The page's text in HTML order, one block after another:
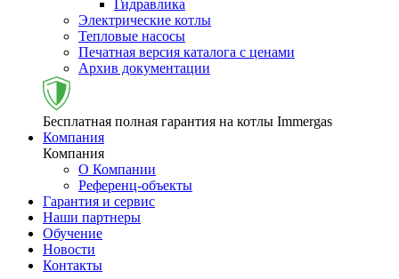
Гидравлика
Электрические котлы
Тепловые насосы
Печатная версия каталога с ценами
Архив документации
Бесплатная полная гарантия на котлы Immergas
Компания
Компания
О Компании
Референц-объекты
Гарантия и сервис
Наши партнеры
Обучение
Новости
Контакты